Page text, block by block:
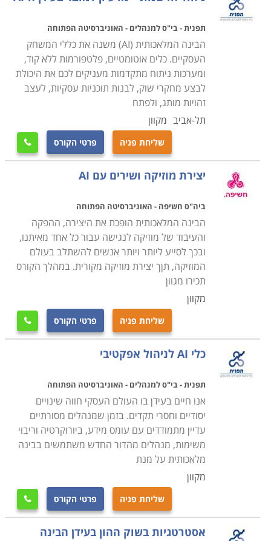
תפנית - בי"ס למנהלים - האוניברסיטה הפתוחה
הבינה המלאכותית (AI) משנה את כללי המשחק
העסקיים. כלים אוטומטיים, פלטפורמות ללא קוד,
ומערכות ניתוח מתקדמות מעניקים לכם את היכולת
לבצע מחקרי שוק, לבנות תוכניות עסקיות, לעצב
זהויות מותג, ולפתח
תל-אביב מקוון
שליחת פניה פרטי הקורס 
יצירת מוזיקה ושירים עם AI
ביה"ס חשיפה - האוניברסיטה הפתוחה
הבינה המלאכותית הופכת את היצירה, ההפקה
והעיבוד של מוזיקה לנגישה עבור כל אחד מאיתנו,
ובכך לסייע ליותר ויותר אנשים להשתלב בעולם
המוזיקה, תןך יצירת מוזיקה מקורית. במהלך הקורס
תכירו מגוון
מקוון
שליחת פניה פרטי הקורס 
כלי AI לניהול אפקטיבי
תפנית - בי"ס למנהלים - האוניברסיטה הפתוחה
אנו חיים בעידן בו העולם העסקי חווה שינויים
יסודיים וחסרי תקדים. בזמן שמנהלים מסורתיים
עדיין מתמודדים עם עומס מידע, ביורוקרטיה וריבוי
משימות, מנהלים מהדור החדש משתמשים בבינה
מלאכותית על מנת
מקוון
שליחת פניה פרטי הקורס 
אסטרטגיות בשוק ההון בעידן הבינה